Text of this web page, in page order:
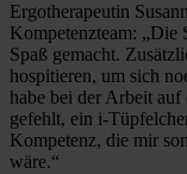
Ergotherapeutin
Kompetenzteam: „Die
Spaß gemacht.
hospitieren, um sich
habe bei der Arbeit
gefehlt, ein i-
Kompetenz, die mir
wäre.“